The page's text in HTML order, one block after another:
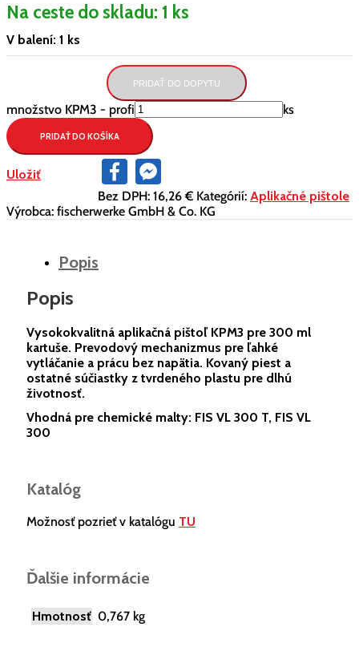
Na ceste do skladu: 1 ks
V balení: 1 ks
PRIDAŤ DO DOPYTU
množstvo KPM3 - profi ks
PRIDAŤ DO KOŠÍKA
Uložiť
Facebook
Bez DPH: 16,26 € Kategórií: Aplikačné pištole
Výrobca: fischerwerke GmbH & Co. KG
Popis
Popis
Vysokokvalitná aplikačná pištoľ KPM3 pre 300 ml
kartuše. Prevodový mechanizmus pre ľahké
vytláčanie a prácu bez napätia. Kovaný piest a
ostatné súčiastky z tvrdeného plastu pre dlhú
životnosť.
Vhodná pre chemické malty: FIS VL 300 T, FIS VL
300
Katalóg
Možnosť pozrieť v katalógu TU
Ďalšie informácie
Hmotnosť 0,767 kg